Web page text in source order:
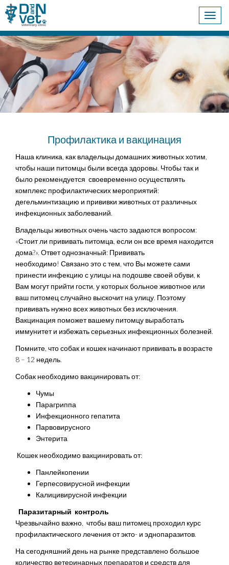
Toggle
Профилактика и вакцинация
Наша клиника, как владельцы домашних животных хотим,
чтобы наши питомцы были всегда здоровы. Чтобы так и
было рекомендуется своевременно осуществлять
комплекс профилактических мероприятий:
дегельминтизацию и прививки животных от различных
инфекционных заболеваний.
Владельцы животных очень часто задаются вопросом:
«Стоит ли прививать питомца, если он все время находится
дома?». Ответ однозначный: Прививать
необходимо! Связано это с тем, что Вы можете сами
принести инфекцию с улицы на подошве своей обуви, к
Вам могут прийти гости, у которых больное животное или
ваш питомец случайно выскочит на улицу. Поэтому
прививать нужно всех животных без исключения.
Вакцинация поможет вашему питомцу выработать
иммунитет и избежать серьезных инфекционных болезней.
Помните, что собак и кошек начинают прививать в возрасте
8 – 12 недель.
Собак необходимо вакцинировать от:
Чумы
Парагриппа
Инфекционного гепатита
Парвовирусного
Энтерита
Кошек необходимо вакцинировать от:
Панлейкопении
Герпесовирусной инфекции
Калицивирусной инфекции
Паразитарный контроль
Чрезвычайно важно, чтобы ваш питомец проходил курс
профилактического лечения от экто- и эднопаразитов.
На сегодняшний день на рынке представлено большое
количество ветеринарных препаратов и средств для